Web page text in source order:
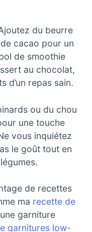
du beurre
cacao pour un
de smoothie
au chocolat,
d’un repas sain.
ou du chou
une touche
vous inquiétez
le goût tout en
de recettes
ma recette de
garniture
garnitures low-